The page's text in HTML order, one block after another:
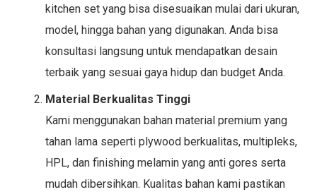
kitchen set yang bisa disesuaikan mulai dari ukuran,
model, hingga bahan yang digunakan. Anda bisa
konsultasi langsung untuk mendapatkan desain
terbaik yang sesuai gaya hidup dan budget Anda.
Material Berkualitas Tinggi
Kami menggunakan bahan material premium yang
tahan lama seperti plywood berkualitas, multipleks,
HPL, dan finishing melamin yang anti gores serta
mudah dibersihkan. Kualitas bahan kami pastikan